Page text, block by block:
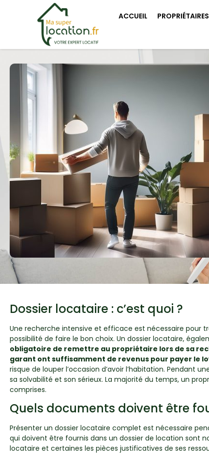
ACCUEIL PROPRIÉTAIRES
Dossier locataire : c’est quoi ?
Une recherche intensive et efficace est nécessaire pour
possibilité de faire le bon choix. Un dossier locataire,
obligatoire de remettre au propriétaire lors de sa
garant ont suffisamment de revenus pour payer le
risque de louper l’occasion d’avoir l’habitation.
sa solvabilité et son sérieux. La majorité du temps, un
comprises.
Quels documents doivent être
Présenter un dossier locataire complet est nécessaire
qui doivent être fournis dans un dossier de location sont
locataire et certaines les pièces justificatives de ses